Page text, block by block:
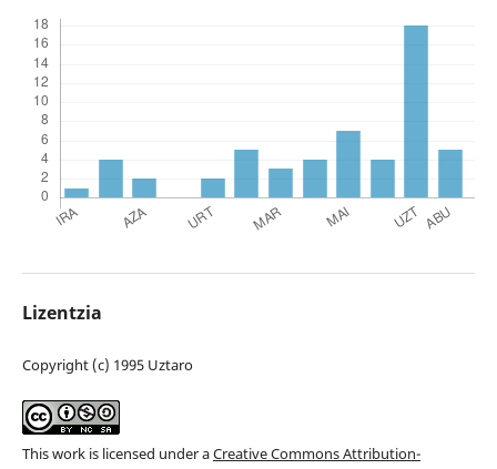
Lizentzia
Copyright (c) 1995 Uztaro
This work is licensed under aCreative Commons Attribution-